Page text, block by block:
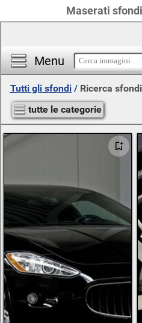
Maserati
Menu
Tutti gli sfondi / Ricerca sfondi
tutte le categorie